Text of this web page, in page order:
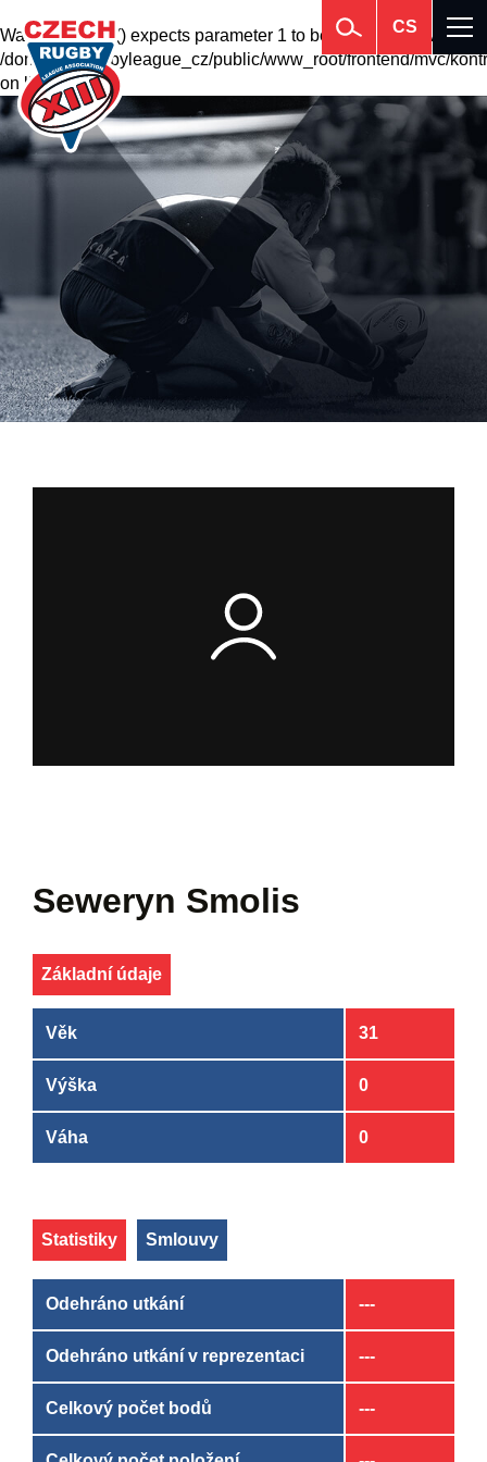
Warning: krsort() expects parameter 1 to be array, null given in
/domains2/rugbyleague_cz/public/www_root/frontend/mvc/
on line201
CS
Seweryn Smolis
Základní údaje
Věk 31
Výška 0
Váha 0
Statistiky Smlouvy
Odehráno utkání ---
Odehráno utkání v reprezentaci ---
Celkový počet bodů ---